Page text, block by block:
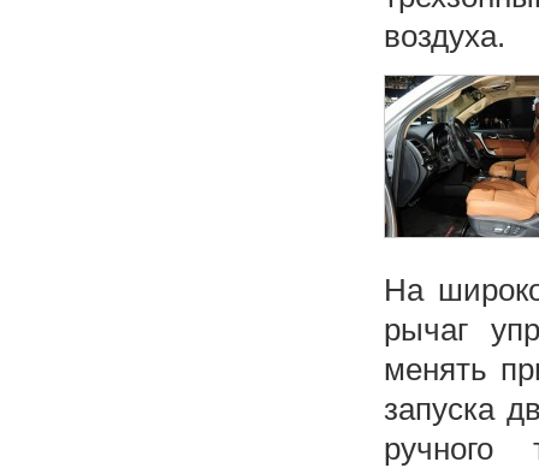
воздуха.
На
рычаг
менять
запуска
ручного